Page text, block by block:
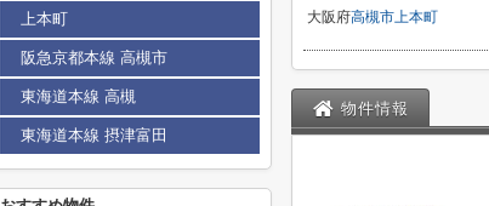
大阪府高槻市上本町
物件情報
上本町
阪急京都本線 高槻市
東海道本線 高槻
東海道本線 摂津富田